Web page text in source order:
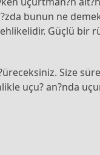
bunun ne
Güçlü bir
Size
uçu? an?nda